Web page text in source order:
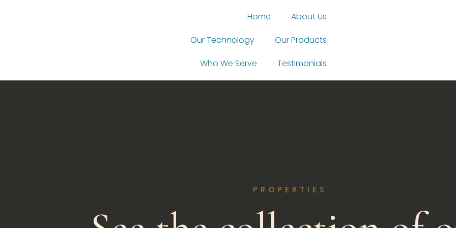
Home
About Us
Our Technology
Our Products
Who We Serve
Testimonials
PROPERTIES